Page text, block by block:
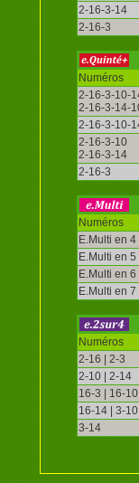
2-16-3-14
2-16-3
Numéros
2-16-3-10-
2-16-3-14-
2-16-3-10-
2-16-3-10
2-16-3-14
2-16-3
Numéros
E.Multi en 4
E.Multi en 5
E.Multi en 6
E.Multi en 7
Numéros
2-16 | 2-3
2-10 | 2-14
16-3 | 16-10
16-14 | 3-10
3-14